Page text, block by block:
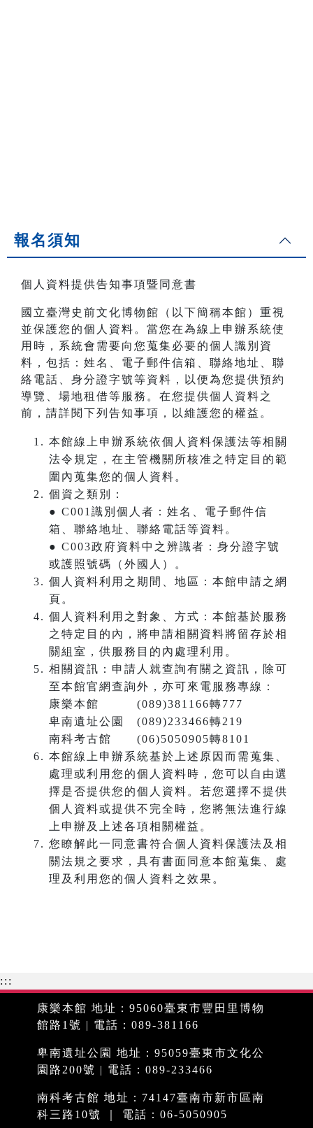
報名須知
個人資料提供告知事項暨同意書
國立臺灣史前文化博物館（以下簡稱本館）重視
並保護您的個人資料。當您在為線上申辦系統使
用時，系統會需要向您蒐集必要的個人識別資
料，包括：姓名、電子郵件信箱、聯絡地址、聯
絡電話、身分證字號等資料，以便為您提供預約
導覽、場地租借等服務。在您提供個人資料之
前，請詳閱下列告知事項，以維護您的權益。
本館線上申辦系統依個人資料保護法等相關
法令規定，在主管機關所核准之特定目的範
圍內蒐集您的個人資料。
個資之類別：
● C001識別個人者：姓名、電子郵件信
箱、聯絡地址、聯絡電話等資料。
● C003政府資料中之辨識者：身分證字號
或護照號碼（外國人）。
個人資料利用之期間、地區：本館申請之網
頁。
個人資料利用之對象、方式：本館基於服務
之特定目的內，將申請相關資料將留存於相
關組室，供服務目的內處理利用。
相關資訊：申請人就查詢有關之資訊，除可
至本館官網查詢外，亦可來電服務專線：
康樂本館 (089)381166轉777
卑南遺址公園 (089)233466轉219
南科考古館 (06)5050905轉8101
本館線上申辦系統基於上述原因而需蒐集、
處理或利用您的個人資料時，您可以自由選
擇是否提供您的個人資料。若您選擇不提供
個人資料或提供不完全時，您將無法進行線
上申辦及上述各項相關權益。
您瞭解此一同意書符合個人資料保護法及相
關法規之要求，具有書面同意本館蒐集、處
理及利用您的個人資料之效果。
:::
康樂本館 地址：95060臺東市豐田里博物
館路1號 | 電話：089-381166
卑南遺址公園 地址：95059臺東市文化公
園路200號 | 電話：089-233466
南科考古館 地址：74147臺南市新市區南
科三路10號 ｜ 電話：06-5050905